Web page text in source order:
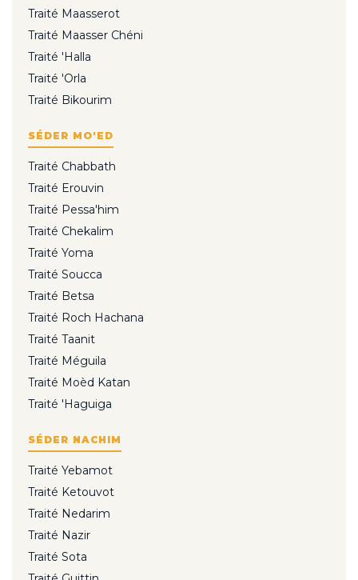
Traité Maasserot
Traité Maasser Chéni
Traité 'Halla
Traité 'Orla
Traité Bikourim
SÉDER MO'ED
Traité Chabbath
Traité Erouvin
Traité Pessa'him
Traité Chekalim
Traité Yoma
Traité Soucca
Traité Betsa
Traité Roch Hachana
Traité Taanit
Traité Méguila
Traité Moèd Katan
Traité 'Haguiga
SÉDER NACHIM
Traité Yebamot
Traité Ketouvot
Traité Nedarim
Traité Nazir
Traité Sota